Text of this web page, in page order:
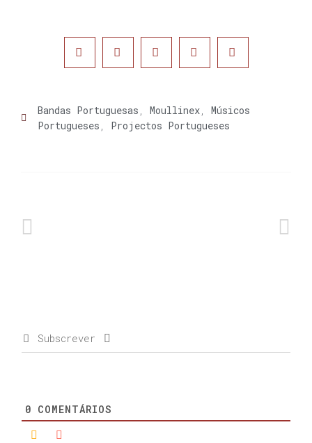
Bandas Portuguesas , Moullinex, Músicos
Portugueses , Projectos Portugueses
Subscrever
0 COMENTÁRIOS